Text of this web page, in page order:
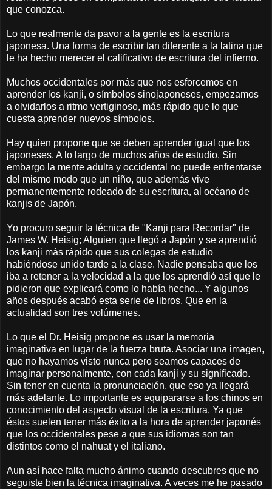
que conozca.
Lo que realmente da pavor a la gente es la escritura
japonesa. Una forma de escribir tan diferente a la latina que
le ha hecho merecer el calificativo de escritura del infierno.
Muchos occidentales por más que nos esforcemos en
aprender los kanji, o símbolos sinojaponeses, empezamos
a olvidarlos a ritmo vertiginoso, más rápido que lo que
cuesta aprender nuevos símbolos.
Hay quien propone que se deben aprender igual que los
japoneses. A lo largo de muchos años de estudio. Sin
embargo la mente adulta y occidental no puede enfrentarse
del mismo modo que un niño, que además vive
permanentemente rodeado de su escritura, al océano de
kanjis de Japón.
Yo procuro seguir la técnica de "Kanji para Recordar" de
James W. Heisig; Alguien que llegó a Japón y se aprendió
los kanji más rápido que sus colegas de estudio
habiéndose unido tarde a la clase. Nadie pensaba que los
iba a retener a la velocidad a la que los aprendió así que le
pidieron que explicará como lo había hecho... Y algunos
años después acabó esta serie de libros. Que en la
actualidad son tres volúmenes.
Lo que el Dr. Heisig propone es usar la memoria
imaginativa en lugar de la fuerza bruta. Asociar una imagen,
que no hayamos visto nunca pero seamos capaces de
imaginar personalmente, con cada kanji y su significado.
Sin tener en cuenta la pronunciación, que eso ya llegará
más adelante. Lo importante es equipararse a los chinos en
conocimiento del aspecto visual de la escritura. Ya que
éstos suelen tener más éxito a la hora de aprender japonés
que los occidentales pese a que sus idiomas son tan
distintos como el nahuat y el italiano.
Aun así hace falta mucho ánimo cuando descubres que no
seguiste bien la técnica imaginativa. A veces me he pasado